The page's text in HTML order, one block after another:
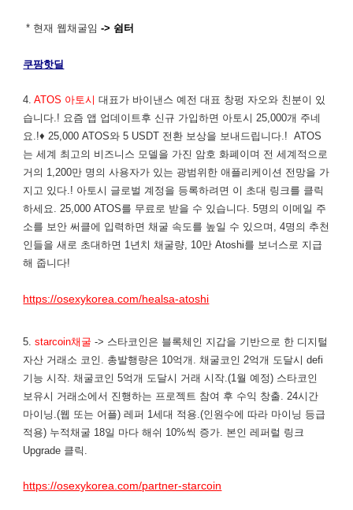
* 현재 웹채굴임 -> 쉼터
쿠팡핫딜
4.ATOS 아토시 대표가 바이낸스 예전 대표 창펑 자오와 친분이 있
습니다.! 요즘 앱 업데이트후 신규 가입하면 아토시 25,000개 주네
요.!♦ 25,000 ATOS와 5 USDT 전환 보상을 보내드립니다.! ATOS
는 세계 최고의 비즈니스 모델을 가진 암호 화폐이며 전 세계적으로
거의 1,200만 명의 사용자가 있는 광범위한 애플리케이션 전망을 가
지고 있다.! 아토시 글로벌 계정을 등록하려면 이 초대 링크를 클릭
하세요. 25,000 ATOS를 무료로 받을 수 있습니다. 5명의 이메일 주
소를 보안 써클에 입력하면 채굴 속도를 높일 수 있으며, 4명의 추천
인들을 새로 초대하면 1년치 채굴량, 10만 Atoshi를 보너스로 지급
해 줍니다!
https://osexykorea.com/healsa-atoshi
5.starcoin채굴 -> 스타코인은 블록체인 지갑을 기반으로 한 디지털
자산 거래소 코인. 총발행량은 10억개. 채굴코인 2억개 도달시 defi
기능 시작. 채굴코인 5억개 도달시 거래 시작.(1월 예정) 스타코인
보유시 거래소에서 진행하는 프로젝트 참여 후 수익 창출. 24시간
마이닝.(웹 또는 어플) 레퍼 1세대 적용.(인원수에 따라 마이닝 등급
적용) 누적채굴 18일 마다 해쉬 10%씩 증가. 본인 레퍼럴 링크
Upgrade 클릭.
https://osexykorea.com/partner-starcoin